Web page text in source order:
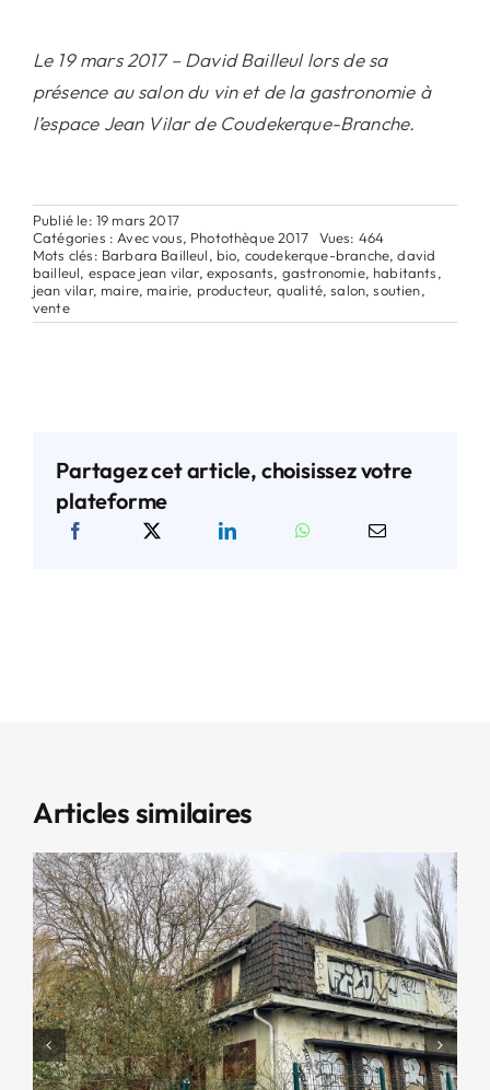
Le 19 mars 2017 – David Bailleul lors de sa
présence au salon du vin et de la gastronomie à
l’espace Jean Vilar de Coudekerque-Branche.
Publié le: 19 mars 2017
Catégories : Avec vous, Photothèque 2017
Vues: 464
Mots clés: Barbara Bailleul, bio, coudekerque-branche,david
bailleul, espace jean vilar, exposants, gastronomie, habitants,
jean vilar, maire, mairie, producteur, qualité,salon,soutien,
vente
Partagez cet article, choisissez votre
plateforme
Articles similaires